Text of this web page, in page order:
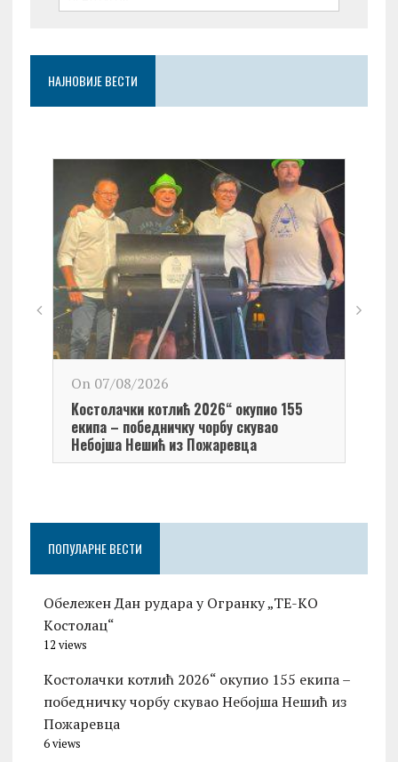
НАЈНОВИЈЕ ВЕСТИ
On 07/08/2026
Kостолачки котлић 2026“ окупио 155
екипа – победничку чорбу скувао
Небојша Нешић из Пожаревца
ПОПУЛАРНЕ ВЕСТИ
Обележен Дан рудара у Огранку „ТЕ-KО
Kостолац“
12 views
Kостолачки котлић 2026“ окупио 155 екипа –
победничку чорбу скувао Небојша Нешић из
Пожаревца
6 views